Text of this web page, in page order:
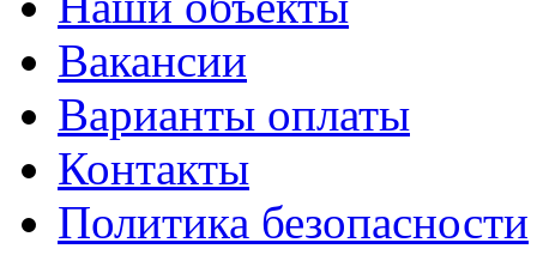
Вакансии
Варианты оплаты
Контакты
Политика безопасности